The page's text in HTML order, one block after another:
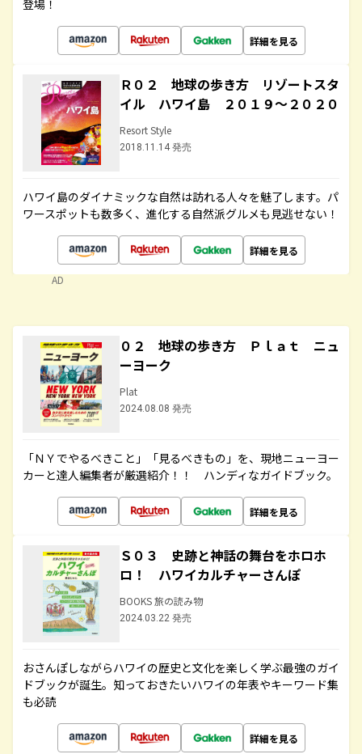
登場！
詳細を見る
Ｒ０２ 地球の歩き方 リゾートスタ
イル ハワイ島 ２０１９～２０２０
Resort Style
2018.11.14 発売
ハワイ島のダイナミックな自然は訪れる人々を魅了します。パ
ワースポットも数多く、進化する自然派グルメも見逃せない！
詳細を見る
AD
０２ 地球の歩き方 Ｐｌａｔ ニュ
ーヨーク
Plat
2024.08.08 発売
「ＮＹでやるべきこと」「見るべきもの」を、現地ニューヨー
カーと達人編集者が厳選紹介！！ ハンディなガイドブック。
詳細を見る
Ｓ０３ 史跡と神話の舞台をホロホ
ロ！ ハワイカルチャーさんぽ
BOOKS 旅の読み物
2024.03.22 発売
おさんぽしながらハワイの歴史と文化を楽しく学ぶ最強のガイ
ドブックが誕生。知っておきたいハワイの年表やキーワード集
も必読
詳細を見る